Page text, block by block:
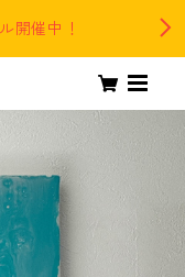
開催中！